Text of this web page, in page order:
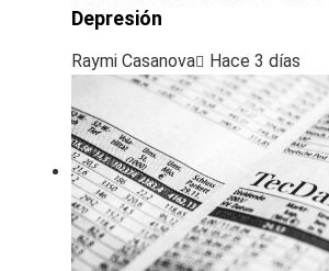
Depresión
Raymi Casanova Hace 3 días